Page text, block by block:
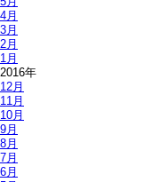
4月
3月
2月
1月
2016年
12月
11月
10月
9月
8月
7月
6月